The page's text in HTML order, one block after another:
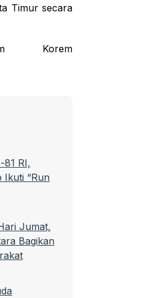
Timur secara
Korem
81 RI,
Ikuti “Run
Jumat,
Bagikan